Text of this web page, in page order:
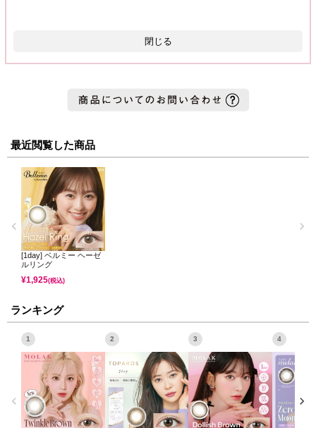
閉じる
最近閲覧した商品
[1day] ベルミー ヘーゼ
ルリング
¥1,925(税込)
ランキング
1 2 3 4